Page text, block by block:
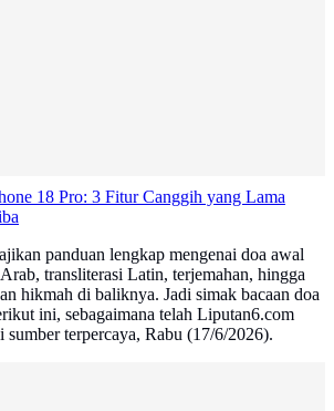
18 Pro: 3 Fitur Canggih yang Lama
panduan lengkap mengenai doa awal
transliterasi Latin, terjemahan, hingga
hikmah di baliknya. Jadi simak bacaan doa
ini, sebagaimana telah Liputan6.com
sumber terpercaya, Rabu (17/6/2026).